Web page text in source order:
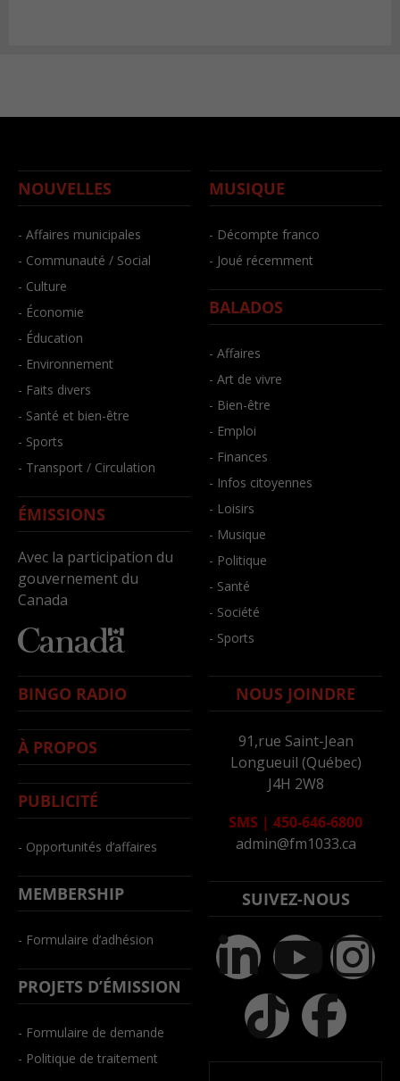
NOUVELLES
- Affaires municipales
- Communauté / Social
- Culture
- Économie
- Éducation
- Environnement
- Faits divers
- Santé et bien-être
- Sports
- Transport / Circulation
ÉMISSIONS
Avec la participation du
gouvernement du
Canada
MUSIQUE
- Décompte franco
- Joué récemment
BALADOS
- Affaires
- Art de vivre
- Bien-être
- Emploi
- Finances
- Infos citoyennes
- Loisirs
- Musique
- Politique
- Santé
- Société
- Sports
BINGO RADIO
À PROPOS
PUBLICITÉ
- Opportunités d’affaires
MEMBERSHIP
- Formulaire d’adhésion
PROJETS D’ÉMISSION
- Formulaire de demande
- Politique de traitement
NOUS JOINDRE
91,rue Saint-Jean
Longueuil (Québec)
J4H 2W8
SMS | 450-646-6800
admin@fm1033.ca
SUIVEZ-NOUS